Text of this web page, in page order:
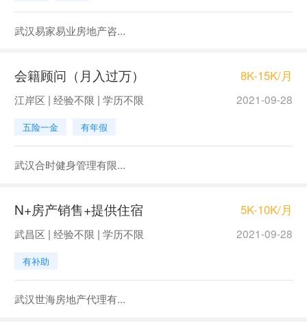
武汉易家易业房地产咨...
会籍顾问（月入过万） 8K-15K/月
江岸区 | 经验不限 | 学历不限 2021-09-28
五险一金 有年假
武汉合时健身管理有限...
N+房产销售+提供住宿 5K-10K/月
武昌区 | 经验不限 | 学历不限 2021-09-28
有补助
武汉世海房地产代理有...